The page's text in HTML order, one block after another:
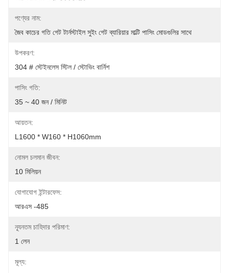
পণ্যের নাম:
জৈব কাচের গতি গেট টার্নস্টাইল সুইং গেট ব্যারিয়ার মাল্টি পাসিং মোডগুলির সাথে
উপকরণ:
304 # স্টেইনলেস স্টিল / স্টোভিং বার্নিশ
পাসিং গতি:
35 ~ 40 জন / মিনিট
আয়তন:
L1600 * W160 * H1060mm
নোমল চলমান জীবন:
10 মিলিয়ন
যোগাযোগ ইন্টারফেস:
আরএস -485
ন্যূনতম চাহিদার পরিমাণ:
1 লেন
মূল্য: